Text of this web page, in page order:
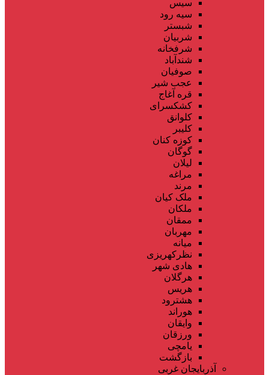
سیس
سیه رود
شبستر
شربیان
شرفخانه
شندآباد
صوفیان
عجب شیر
قره آغاج
کشکسرای
کلوانق
کلیبر
کوزه کنان
گوگان
لیلان
مراغه
مرند
ملک کیان
ملکان
ممقان
مهربان
میانه
نظرکهریزی
هادی شهر
هرگلان
هریس
هشترود
هوراند
وایقان
ورزقان
یامچی
بازگشت
آذربایجان غربی